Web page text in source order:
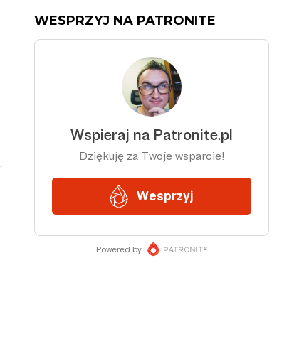
WESPRZYJ NA PATRONITE